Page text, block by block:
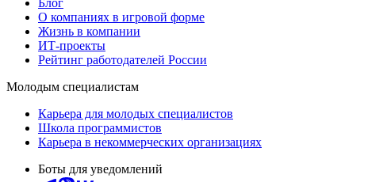
О компаниях в игровой форме
Жизнь в компании
ИТ-проекты
Рейтинг работодателей России
Молодым специалистам
Карьера для молодых специалистов
Школа программистов
Карьера в некоммерческих организациях
Боты для уведомлений